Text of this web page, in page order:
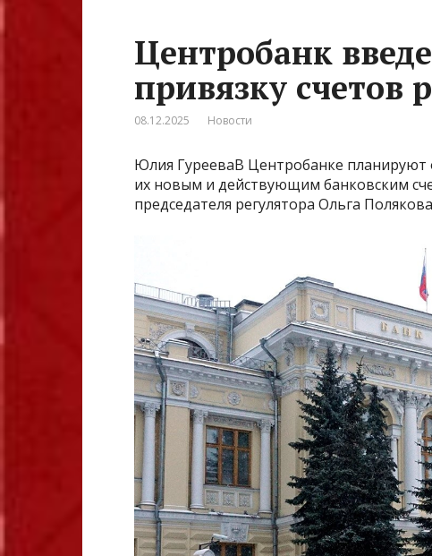
Центробанк
привязку счетов
08.12.2025 Новости
Юлия ГурееваВ Центробанке
их новым и действующим банковским
председателя регулятора Ольга